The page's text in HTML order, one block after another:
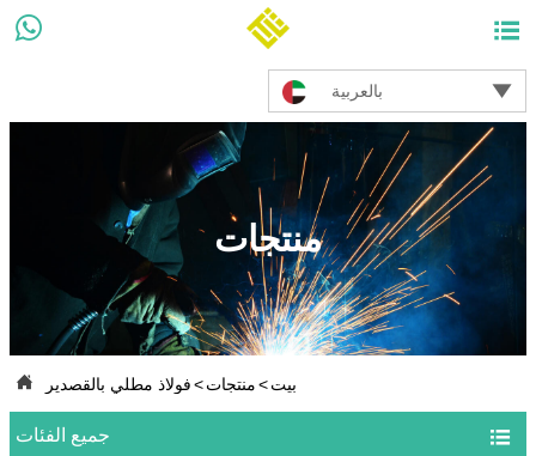
 
بالعربية 
منتجات
 بيت>منتجات>فولاذ مطلي بالقصدير
جميع الفئات 